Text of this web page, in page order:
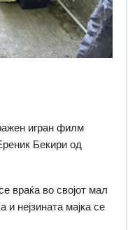
игран филм
Бекири од
враќа во својот мал
и нејзината мајка се